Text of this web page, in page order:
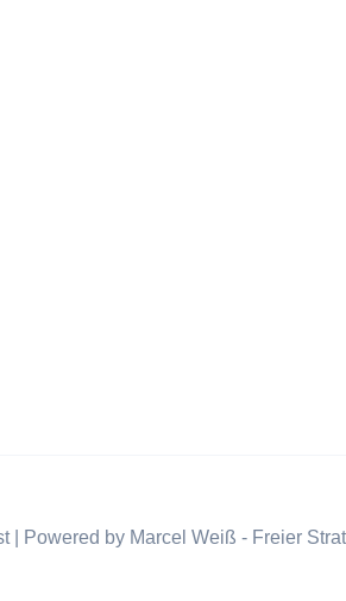
Powered by Marcel Weiß - Freier